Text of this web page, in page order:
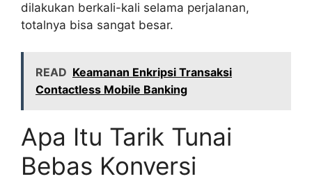
dilakukan berkali-kali selama perjalanan,
totalnya bisa sangat besar.
READ Keamanan Enkripsi Transaksi
Contactless Mobile Banking
Apa Itu Tarik Tunai
Bebas Konversi